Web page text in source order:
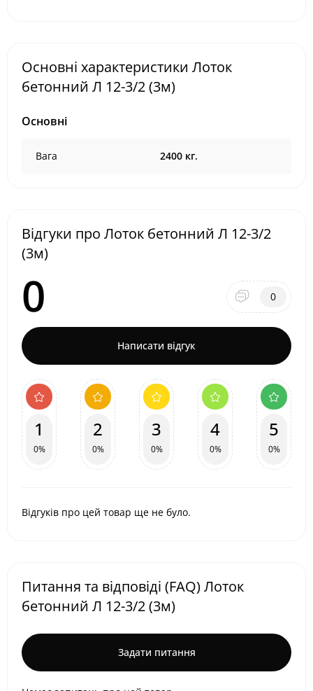
Основні характеристики Лоток
бетонний Л 12-3/2 (3м)
Основні
Вага 2400 кг.
Відгуки про Лоток бетонний Л 12-3/2
(3м)
0 0
Написати відгук
1
0%
2
0%
3
0%
4
0%
5
0%
Відгуків про цей товар ще не було.
Питання та відповіді (FAQ) Лоток
бетонний Л 12-3/2 (3м)
Задати питання